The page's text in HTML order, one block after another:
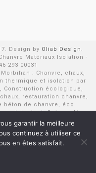
Design by Oliab Design.
Matériaux Isolation -
293 00031
: Chanvre, chaux,
thermique et isolation par
Construction écologique,
restauration chanvre,
béton de chanvre, éco
Lorient, Quimperlé,
Faouët, Quiberon...
garantir la meilleure
continuez à utiliser ce
en êtes satisfait.